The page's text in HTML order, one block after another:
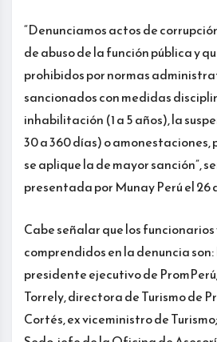
“Denunciamos actos de
de abuso de la función pública y
prohibidos por normas
sancionados con medidas
inhabilitación (1 a 5 años), la
30 a 360 días) o amonestaciones,
se aplique la de mayor sanción”,
presentada por Munay Perú el 26
Cabe señalar que los
comprendidos en la denuncia son:
presidente ejecutivo de
Torrely, directora de Turismo de
Cortés, ex viceministro de